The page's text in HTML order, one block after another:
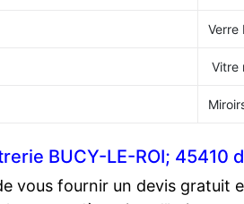
Verre
Vitre
BUCY-LE-ROI; 45410
vous fournir un devis gratuit